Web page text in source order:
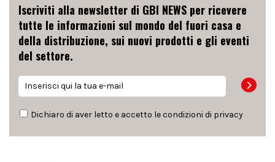
Iscriviti alla newsletter di GBI NEWS per ricevere
tutte le informazioni sul mondo del fuori casa e
della distribuzione, sui nuovi prodotti e gli eventi
del settore.
Dichiaro di aver letto e accetto le condizioni di privacy